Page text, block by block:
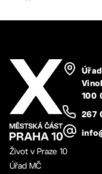
100
267
Život v Praze 10
Úřad MČ